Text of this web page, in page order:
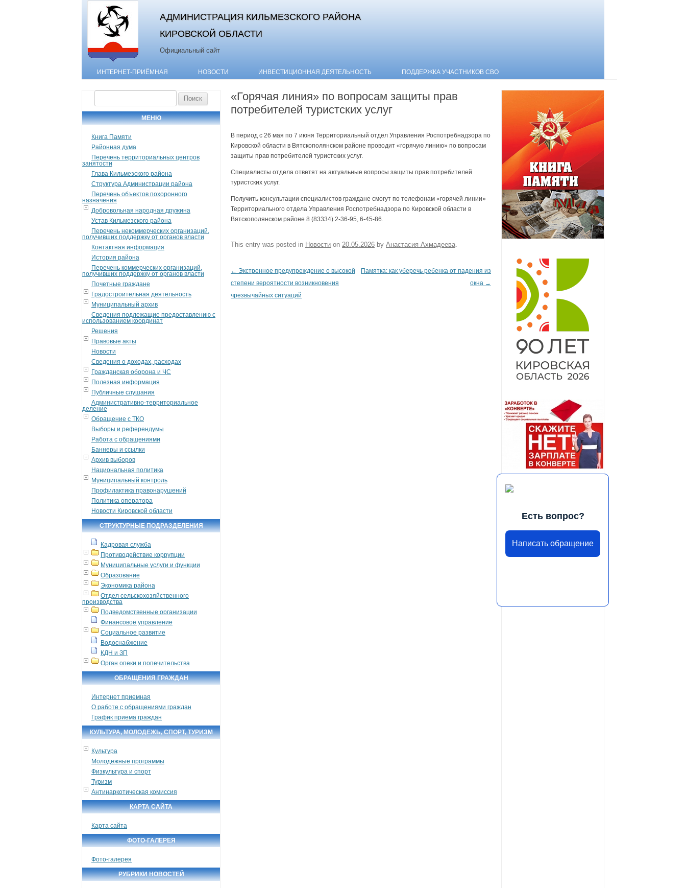
АДМИНИСТРАЦИЯ КИЛЬМЕЗСКОГО РАЙОНА
КИРОВСКОЙ ОБЛАСТИ
Официальный сайт
Skip to content
ИНТЕРНЕТ-ПРИЁМНАЯ НОВОСТИ ИНВЕСТИЦИОННАЯ ДЕЯТЕЛЬНОСТЬ ПОДДЕРЖКА УЧАСТНИКОВ СВО
МЕНЮ
Книга Памяти
Районная дума
Перечень территориальных центров
занятости
Глава Кильмезского района
Структура Администрации района
Перечень объектов похоронного
назначения
Добровольная народная дружина
Устав Кильмезского района
Перечень некоммерческих организаций,
получивших поддержку от органов власти
Контактная информация
История района
Перечень коммерческих организаций,
получивших поддержку от органов власти
Почетные граждане
Градостроительная деятельность
Муниципальный архив
Сведения подлежащие предоставлению с
использованием координат
Решения
Правовые акты
Новости
Сведения о доходах, расходах
Гражданская оборона и ЧС
Полезная информация
Публичные слушания
Административно-территориальное
деление
Обращение с ТКО
Выборы и референдумы
Работа с обращениями
Баннеры и ссылки
Архив выборов
Национальная политика
Муниципальный контроль
Профилактика правонарушений
Политика оператора
Новости Кировской области
СТРУКТУРНЫЕ ПОДРАЗДЕЛЕНИЯ
Кадровая служба
Противодействие коррупции
Муниципальные услуги и функции
Образование
Экономика района
Отдел сельскохозяйственного
производства
Подведомственные организации
Финансовое управление
Социальное развитие
Водоснабжение
КДН и ЗП
Орган опеки и попечительства
ОБРАЩЕНИЯ ГРАЖДАН
Интернет приемная
О работе с обращениями граждан
График приема граждан
КУЛЬТУРА, МОЛОДЕЖЬ, СПОРТ, ТУРИЗМ
Культура
Молодежные программы
Физкультура и спорт
Туризм
Антинаркотическая комиссия
КАРТА САЙТА
Карта сайта
ФОТО-ГАЛЕРЕЯ
Фото-галерея
РУБРИКИ НОВОСТЕЙ
«Горячая линия» по вопросам защиты прав
потребителей туристских услуг
В период с 26 мая по 7 июня Территориальный отдел Управления Роспотребнадзора по
Кировской области в Вятскополянском районе проводит «горячую линию» по вопросам
защиты прав потребителей туристских услуг.
Специалисты отдела ответят на актуальные вопросы защиты прав потребителей
туристских услуг.
Получить консультации специалистов граждане смогут по телефонам «горячей линии»
Территориального отдела Управления Роспотребнадзора по Кировской области в
Вятскополянском районе 8 (83334) 2-36-95, 6-45-86.
This entry was posted in Новости on 20.05.2026 by Анастасия Ахмадеева
Post navigation
← Экстренное предупреждение о высокой
степени вероятности возникновения
чрезвычайных ситуаций
Памятка: как уберечь ребенка от падения из
окна →
Есть вопрос?
Написать обращение